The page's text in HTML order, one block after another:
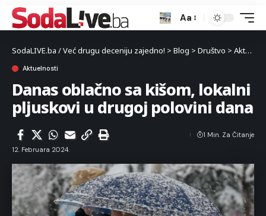
Aa
SodaLIVE.ba / Već drugu deceniju zajedno! > Blog > Društvo > Aktuelnosti
Aktuelnosti
Danas oblačno sa kišom, lokalni
pljuskovi u drugoj polovini dana
12. Februara 2024.
1 Min. Za Čitanje